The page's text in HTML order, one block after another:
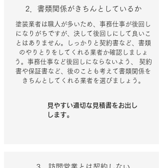
2．書類関係がきちんとしているか
塗装業者は職人が多いため、事務仕事が後回し
になりがちですが、決して後回しにして良いこ
とはありません。しっかりと契約書など、書類
のやりとりをしてくれる業者か確認しましょ
う。事務仕事など後回しにならないよう、 契約
書や保証書など、後のことも考えて書類関係を
きちんとしてくれる業者を選びましょう。
見やすい適切な見積書をお出し
します。